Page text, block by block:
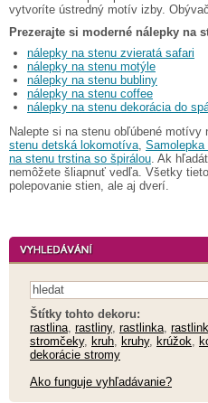
vytvoríte ústredný motív izby.
Prezerajte si moderné nálepky na
nálepky na stenu zvieratá safari
nálepky na stenu motýle
nálepky na stenu bubliny
nálepky na stenu coffee
nálepky na stenu dekorácia do
Nalepte si na stenu obľúbené motívy
stenu detská lokomotíva, Samolepka
na stenu trstina so špirálou. Ak
nemôžete šliapnuť vedľa. Všetky
polepovanie stien, ale aj dverí.
Štítky tohto dekoru:
rastlina, rastliny, rastlinka,
stromčeky, kruh, kruhy, krúžok,
dekorácie stromy
Ako funguje vyhľadávanie?